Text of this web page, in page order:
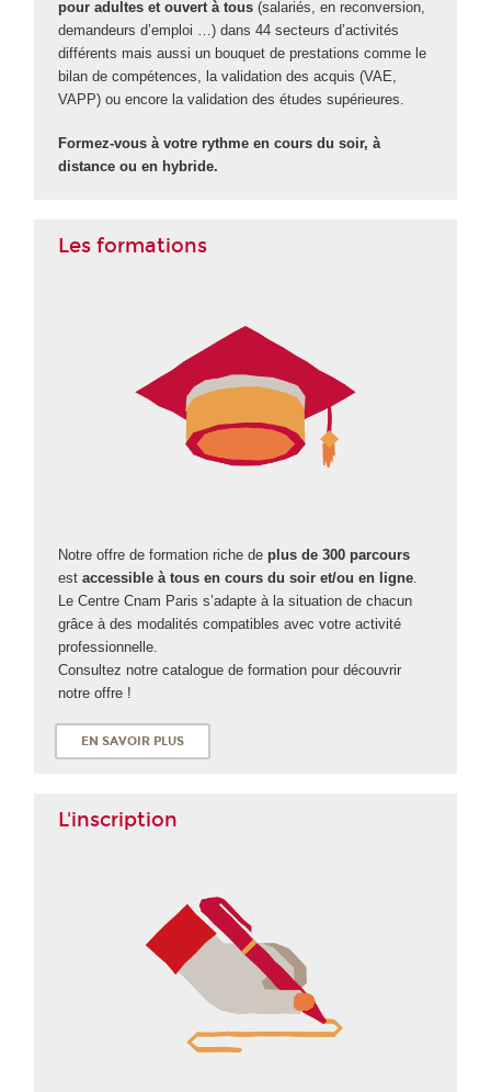
pour adultes et ouvert à tous (salariés, en reconversion,
demandeurs d’emploi …) dans 44 secteurs d’activités
différents mais aussi un bouquet de prestations comme le
bilan de compétences, la validation des acquis (VAE
VAPP) ou encore la validation des études supérieures
Formez-vous à votre rythme en cours du soir, à
distance ou en hybride.
Les formations
Notre offre de formation riche de plus de 300 parcours
estaccessible à tous en cours du soir et/ou en ligne
Le Centre Cnam Paris s’adapte à la situation de chacun
grâce à des modalités compatibles avec votre activité
professionnelle.
Consultez notre catalogue de formation pour découvrir
notre offre !
EN SAVOIR PLUS
L'inscription